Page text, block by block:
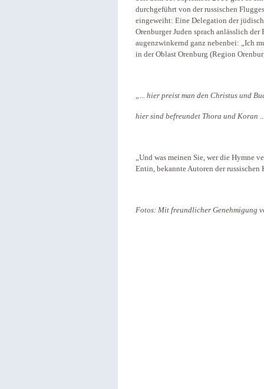
durchgeführt von der russischen
eingeweiht: Eine Delegation der
Orenburger Juden sprach anlässlich
augenzwinkernd ganz nebenbei: „Ich
in der Oblast Orenburg (Region
„... hier preist man den Christus und
hier sind befreundet Thora und Koran
„Und was meinen Sie, wer die Hymne
Entin, bekannte Autoren der russischen
Fotos: Mit freundlicher Genehmigung